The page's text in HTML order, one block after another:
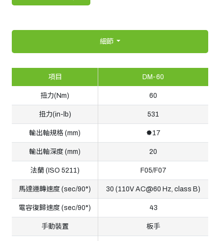
細節
項目 DM-60
扭力(Nm) 60
扭力(in-lb) 531
輸出軸規格 (mm) 🟐17
輸出軸深度 (mm) 20
法蘭 (ISO 5211) F05/F07
馬達運轉速度 (sec/90°) 30 (110V AC@60 Hz, class B)
電容復歸速度 (sec/90°) 43
手動裝置 板手